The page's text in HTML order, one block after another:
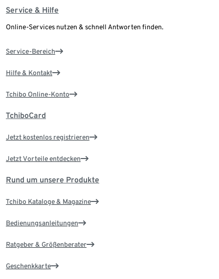
Service & Hilfe
Online-Services nutzen & schnell Antworten finden.
Service-Bereich
Hilfe & Kontakt
Tchibo Online-Konto
TchiboCard
Jetzt kostenlos registrieren
Jetzt Vorteile entdecken
Rund um unsere Produkte
Tchibo Kataloge & Magazine
Bedienungsanleitungen
Ratgeber & Größenberater
Geschenkkarte